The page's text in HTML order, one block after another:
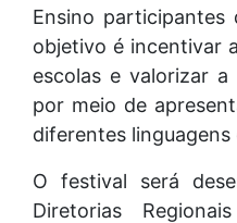
Ensino participantes
objetivo é incentivar
escolas e valorizar
por meio de
diferentes linguagens
O festival será
Diretorias